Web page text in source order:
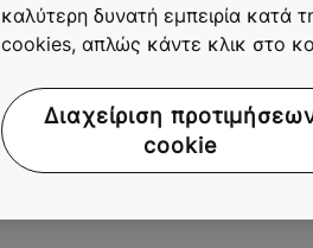
καλύτερη δυνατή εμπειρία κατά
cookies, απλώς κάντε κλικ στο
Διαχείριση
cookie